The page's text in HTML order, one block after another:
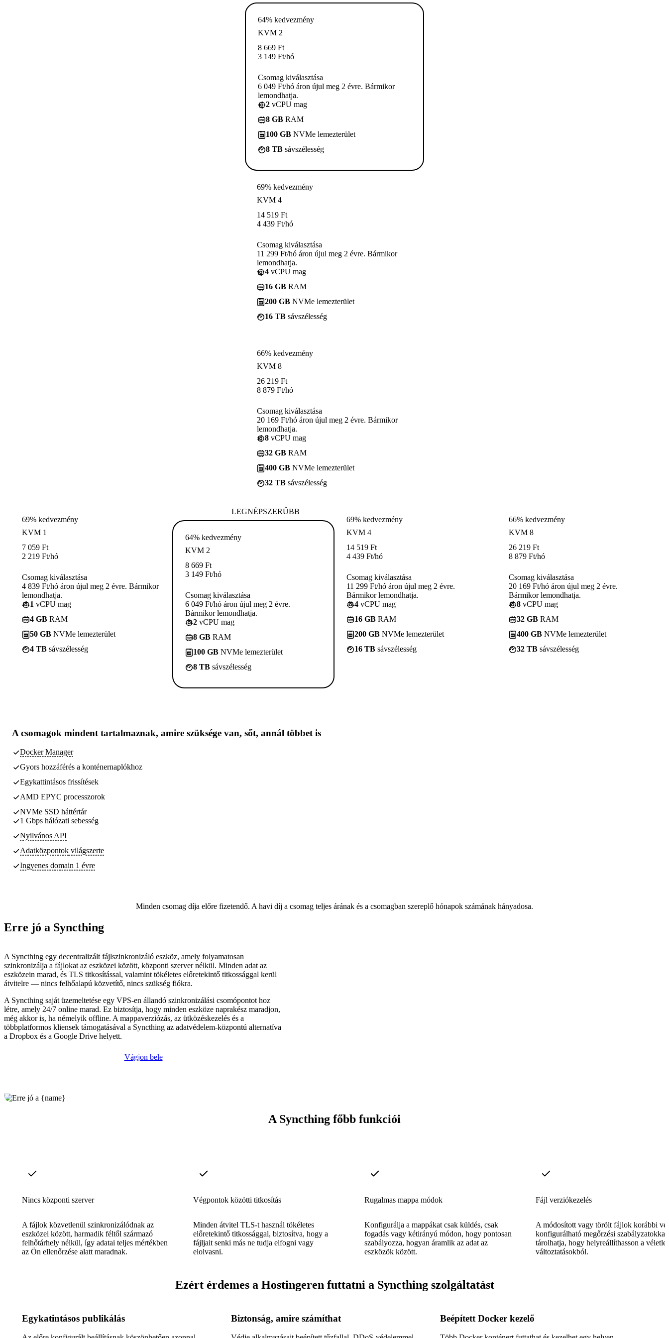
64% kedvezmény
KVM 2
8 669 Ft
3 149 Ft/hó
Csomag kiválasztása
6 049 Ft/hó áron újul meg 2 évre. Bármikor
lemondhatja.
2 vCPU mag
8 GB RAM
100 GB NVMe lemezterület
8 TB sávszélesség
69% kedvezmény
KVM 4
14 519 Ft
4 439 Ft/hó
Csomag kiválasztása
11 299 Ft/hó áron újul meg 2 évre. Bármikor
lemondhatja.
4 vCPU mag
16 GB RAM
200 GB NVMe lemezterület
16 TB sávszélesség
66% kedvezmény
KVM 8
26 219 Ft
8 879 Ft/hó
Csomag kiválasztása
20 169 Ft/hó áron újul meg 2 évre. Bármikor
lemondhatja.
8 vCPU mag
32 GB RAM
400 GB NVMe lemezterület
32 TB sávszélesség
69% kedvezmény
KVM 1
7 059 Ft
2 219 Ft/hó
Csomag kiválasztása
4 839 Ft/hó áron újul meg 2 évre. Bármikor
lemondhatja.
1 vCPU mag
4 GB RAM
50 GB NVMe lemezterület
4 TB sávszélesség
LEGNÉPSZERŰBB
64% kedvezmény
KVM 2
8 669 Ft
3 149 Ft/hó
Csomag kiválasztása
6 049 Ft/hó áron újul meg 2 évre.
Bármikor lemondhatja.
2 vCPU mag
8 GB RAM
100 GB NVMe lemezterület
8 TB sávszélesség
69% kedvezmény
KVM 4
14 519 Ft
4 439 Ft/hó
Csomag kiválasztása
11 299 Ft/hó áron újul meg 2 évre.
Bármikor lemondhatja.
4 vCPU mag
16 GB RAM
200 GB NVMe lemezterület
16 TB sávszélesség
66% kedvezmény
KVM 8
26 219 Ft
8 879 Ft/hó
Csomag kiválasztása
20 169 Ft/hó áron újul meg 2 évre.
Bármikor lemondhatja.
8 vCPU mag
32 GB RAM
400 GB NVMe lemezterület
32 TB sávszélesség
A csomagok mindent tartalmaznak, amire szüksége van, sőt, annál többet is
Docker Manager
Gyors hozzáférés a konténernaplókhoz
Egykattintásos frissítések
AMD EPYC processzorok
NVMe SSD háttértár
1 Gbps hálózati sebesség
Nyilvános API
Adatközpontok világszerte
Ingyenes domain 1 évre
Minden csomag díja előre fizetendő. A havi díj a csomag teljes árának és a csomagban szereplő hónapok számának hányadosa.
Erre jó a Syncthing
A Syncthing egy decentralizált fájlszinkronizáló eszköz, amely folyamatosan
szinkronizálja a fájlokat az eszközei között, központi szerver nélkül. Minden adat az
eszközein marad, és TLS titkosítással, valamint tökéletes előretekintő titkossággal kerül
átvitelre — nincs felhőalapú közvetítő, nincs szükség fiókra.
A Syncthing saját üzemeltetése egy VPS-en állandó szinkronizálási csomópontot hoz
létre, amely 24/7 online marad. Ez biztosítja, hogy minden eszköze naprakész maradjon,
még akkor is, ha némelyik offline. A mappaverziózás, az ütközéskezelés és a
többplatformos kliensek támogatásával a Syncthing az adatvédelem-központú alternatíva
a Dropbox és a Google Drive helyett.
Vágjon bele
A Syncthing főbb funkciói
Nincs központi szerver
A fájlok közvetlenül szinkronizálódnak az
eszközei között, harmadik féltől származó
felhőtárhely nélkül, így adatai teljes mértékben
az Ön ellenőrzése alatt maradnak.
Végpontok közötti titkosítás
Minden átvitel TLS-t használ tökéletes
előretekintő titkossággal, biztosítva, hogy a
fájljait senki más ne tudja elfogni vagy
elolvasni.
Rugalmas mappa módok
Konfigurálja a mappákat csak küldés, csak
fogadás vagy kétirányú módon, hogy pontosan
szabályozza, hogyan áramlik az adat az
eszközök között.
Fájl verziókezelés
A módosított vagy törölt fájlok korábbi
konfigurálható megőrzési szabályzatokkal
tárolhatja, hogy helyreállíthasson a
változtatásokból.
Ezért érdemes a Hostingeren futtatni a Syncthing szolgáltatást
Egykatintásos publikálás Biztonság, amire számíthat Beépített Docker kezelő